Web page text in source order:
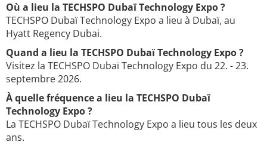
Où a lieu la TECHSPO Dubaï Technology Expo ?
TECHSPO Dubaï Technology Expo a lieu à Dubaï, au
Hyatt Regency Dubai.
Quand a lieu la TECHSPO Dubaï Technology Expo ?
Visitez la TECHSPO Dubaï Technology Expo du 22. - 23.
septembre 2026.
À quelle fréquence a lieu la TECHSPO Dubaï
Technology Expo ?
La TECHSPO Dubaï Technology Expo a lieu tous les deux
ans.